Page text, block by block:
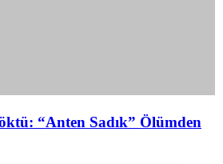
“Anten Sadık” Ölümden